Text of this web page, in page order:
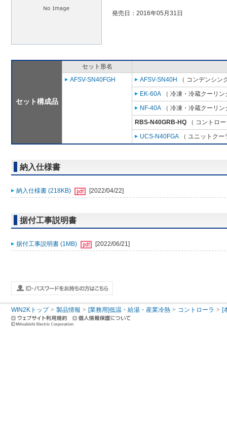
発売日：2016年05月31日
セット構成品
セット形名
AFSV-SN40FGH
AFSV-SN40H
（ コンデンシン
EK-60A （ 冷凍・冷蔵クーリ
NF-40A （ 冷凍・冷蔵クーリ
RBS-N40GRB-HQ （ コントロ
UCS-N40FGA （ ユニットク
納入仕様書
納入仕様書 (218KB) [2022/04/22]
据付工事説明書
据付工事説明書 (1MB) [2022/06/21]
WIN2Kトップ 製品情報 [業務用]低温・給湯・産業冷熱 コントローラ [